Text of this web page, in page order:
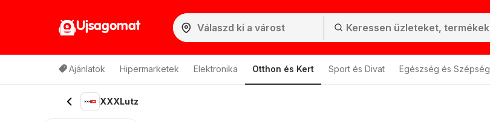
Ujsagomat
Ajánlatok Hipermarketek Elektronika Otthon és Kert Sport és Divat Egészség és Szépség
XXXLutz